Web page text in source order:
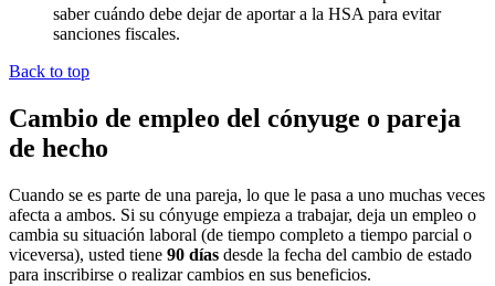
saber cuándo debe dejar de aportar a la HSA para evitar
sanciones fiscales.
Back to top
Cambio de empleo del cónyuge o pareja
de hecho
Cuando se es parte de una pareja, lo que le pasa a uno muchas veces
afecta a ambos. Si su cónyuge empieza a trabajar, deja un empleo o
cambia su situación laboral (de tiempo completo a tiempo parcial o
viceversa), usted tiene 90 días desde la fecha del cambio de estado
para inscribirse o realizar cambios en sus beneficios.